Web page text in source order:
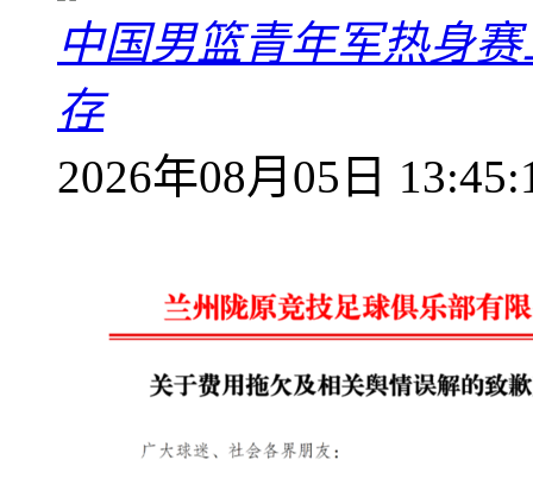
中国男篮青年军热身
存
2026年08月05日